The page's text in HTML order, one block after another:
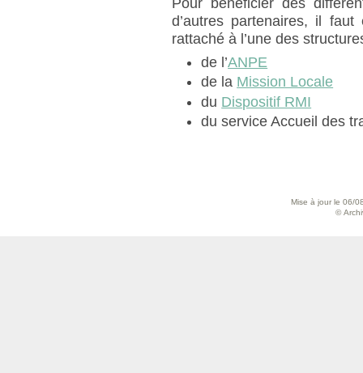
Pour bénéficier des
d’autres partenaires, il
rattaché à l’une des
de l’ANPE
de la Mission Locale
du Dispositif RMI
du service Accueil des
Mise à jour le 06/
©